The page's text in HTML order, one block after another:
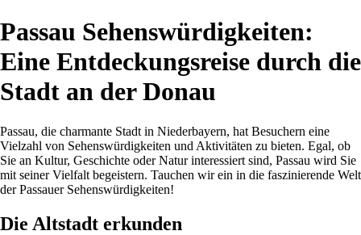
Passau Sehenswürdigkeiten:
Eine Entdeckungsreise durch die
Stadt an der Donau
Passau, die charmante Stadt in Niederbayern, hat Besuchern eine
Vielzahl von Sehenswürdigkeiten und Aktivitäten zu bieten. Egal, ob
Sie an Kultur, Geschichte oder Natur interessiert sind, Passau wird Sie
mit seiner Vielfalt begeistern. Tauchen wir ein in die faszinierende Welt
der Passauer Sehenswürdigkeiten!
Die Altstadt erkunden